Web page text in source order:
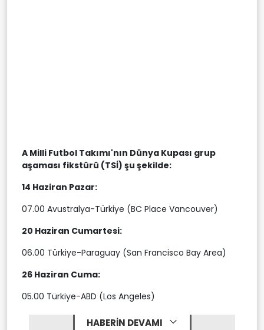
A Milli Futbol Takımı'nın Dünya Kupası grup
aşaması fikstürü (TSİ) şu şekilde:
14 Haziran Pazar:
07.00 Avustralya-Türkiye (BC Place Vancouver)
20 Haziran Cumartesi:
06.00 Türkiye-Paraguay (San Francisco Bay Area)
26 Haziran Cuma:
05.00 Türkiye-ABD (Los Angeles)
HABERİN DEVAMI